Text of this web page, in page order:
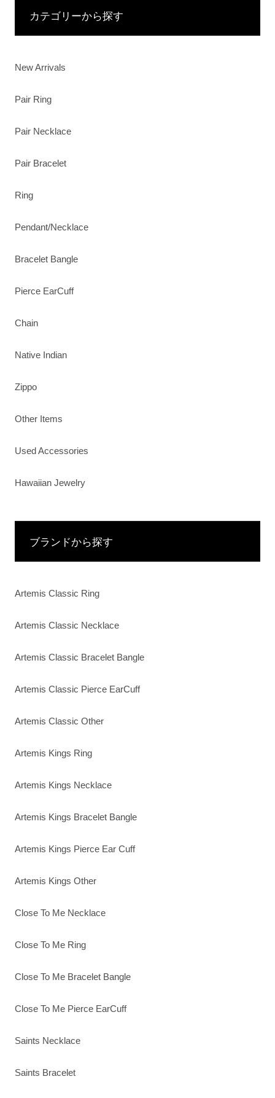
カテゴリーから探す
New Arrivals
Pair Ring
Pair Necklace
Pair Bracelet
Ring
Pendant/Necklace
Bracelet Bangle
Pierce EarCuff
Chain
Native Indian
Zippo
Other Items
Used Accessories
Hawaiian Jewelry
ブランドから探す
Artemis Classic Ring
Artemis Classic Necklace
Artemis Classic Bracelet Bangle
Artemis Classic Pierce EarCuff
Artemis Classic Other
Artemis Kings Ring
Artemis Kings Necklace
Artemis Kings Bracelet Bangle
Artemis Kings Pierce Ear Cuff
Artemis Kings Other
Close To Me Necklace
Close To Me Ring
Close To Me Bracelet Bangle
Close To Me Pierce EarCuff
Saints Necklace
Saints Bracelet